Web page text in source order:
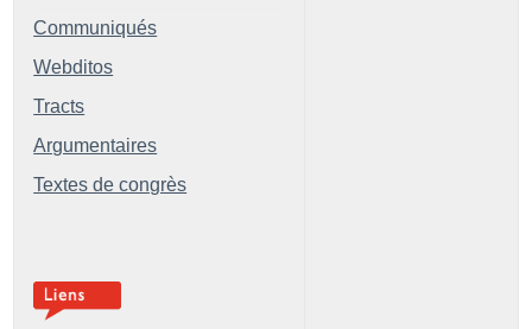
Communiqués
Webditos
Tracts
Argumentaires
Textes de congrès